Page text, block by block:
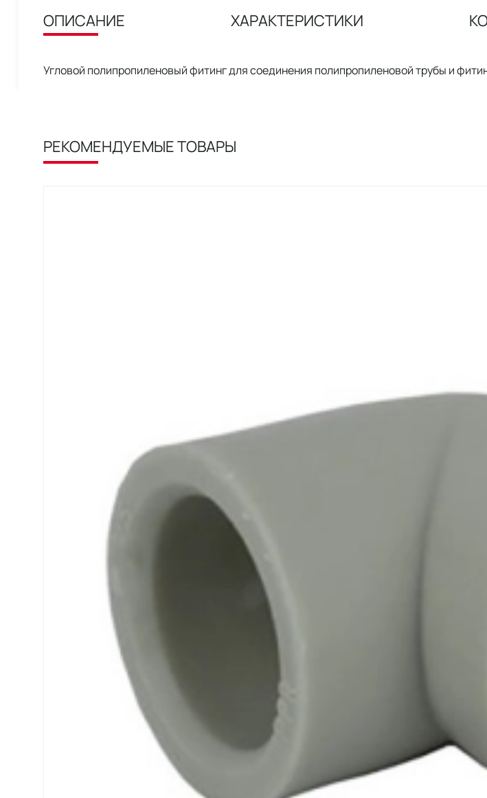
ОПИСАНИЕ ХАРАКТЕРИСТИКИ
Угловой полипропиленовый фитинг для соединения полипропиленовой трубы и
РЕКОМЕНДУЕМЫЕ ТОВАРЫ